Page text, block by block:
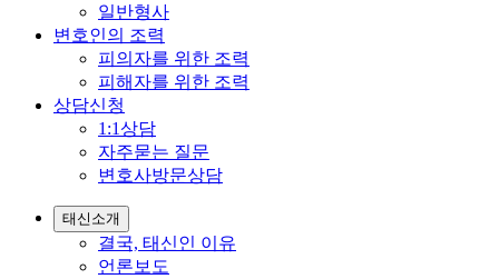
일반형사
변호인의 조력
피의자를 위한 조력
피해자를 위한 조력
상담신청
1:1상담
자주묻는 질문
변호사방문상담
태신소개
결국, 태신인 이유
언론보도